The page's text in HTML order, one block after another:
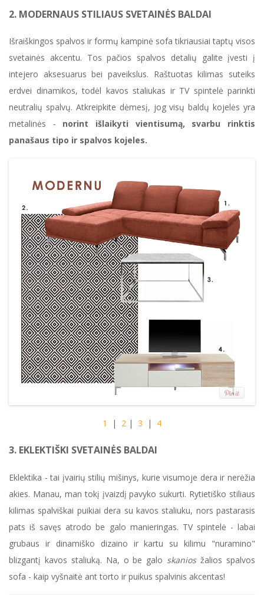
2. MODERNAUS STILIAUS SVETAINĖS BALDAI
Išraiškingos spalvos ir formų kampinė sofa tikriausiai taptų visos
svetainės akcentu. Tos pačios spalvos detalių galite įvesti į
intejero aksesuarus bei paveikslus. Raštuotas kilimas suteiks
erdvei dinamikos, todėl kavos staliukas ir TV spintelė parinkti
neutralių spalvų. Atkreipkite dėmesį, jog visų baldų kojelės yra
metalinės - norint išlaikyti vientisumą, svarbu rinktis
panašaus tipo ir spalvos kojeles.
1 | 2 | 3 | 4
3. EKLEKTIŠKI SVETAINĖS BALDAI
Eklektika - tai įvairių stilių mišinys, kurie visumoje dera ir nerėžia
akies. Manau, man tokį įvaizdį pavyko sukurti. Rytietiško stiliaus
kilimas spalviškai puikiai dera su kavos staliuku, nors pastarasis
pats iš savęs atrodo be galo manieringas. TV spintelė - labai
grubaus ir dinamiško dizaino ir kartu su kilimu "nuramino"
blizgantį kavos staliuką. Na, o be galo skanios žalios spalvos
sofa - kaip vyšnaitė ant torto ir puikus spalvinis akcentas!